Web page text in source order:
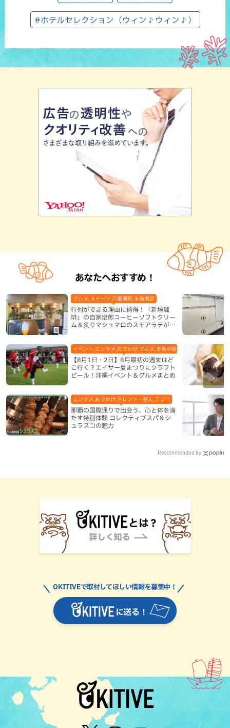
#ホテルセレクション（ウィン♪ウィン♪）
あなたへおすすめ！
行列ができる理由に納得！「新垣珈
琲」の自家焙煎コーヒーソフトクリー
ム＆炙りマシュマロのスモアラテが絶
グルメ,スイーツ,八重瀬町,本島南部
【8月1日・2日】8月最初の週末はど
こ行く？エイサー夏まつりにクラフト
ビール！沖縄イベント＆グルメまとめ
イベント,エンタメ,おでかけ,グルメ,本島中部,本島北部,本島南部
那覇の国際通りで出会う、心と体を満
たす特別体験 コレクティブスパ＆シ
ュラスコの魅力
エンタメ,おでかけ,タレント・芸人,テレビ
Recommended by
に送る！
OKITIVEで取材してほしい情報を募集中！